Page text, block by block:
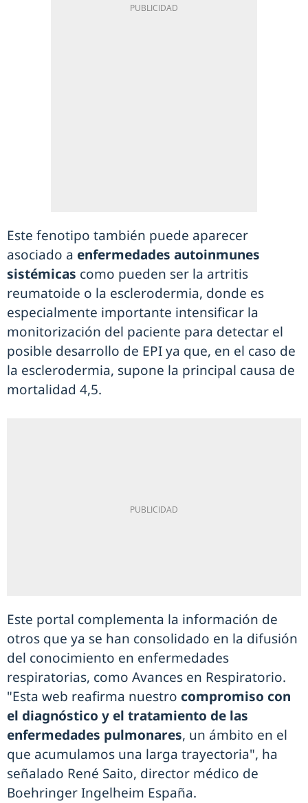
Este fenotipo también puede aparecer
asociado a enfermedades autoinmunes
sistémicas como pueden ser la artritis
reumatoide o la esclerodermia, donde es
especialmente importante intensificar la
monitorización del paciente para detectar el
posible desarrollo de EPI ya que, en el caso de
la esclerodermia, supone la principal causa de
mortalidad 4,5.
Este portal complementa la información de
otros que ya se han consolidado en la difusión
del conocimiento en enfermedades
respiratorias, como Avances en Respiratorio.
"Esta web reafirma nuestro compromiso con
el diagnóstico y el tratamiento de las
enfermedades pulmonares, un ámbito en el
que acumulamos una larga trayectoria", ha
señalado René Saito, director médico de
Boehringer Ingelheim España.